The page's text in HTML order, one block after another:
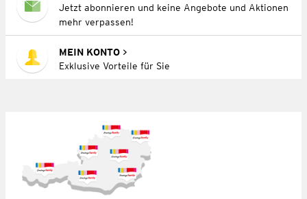
Jetzt abonnieren und keine Angebote und Aktionen
mehr verpassen!
MEIN KONTO
Exklusive Vorteile für Sie